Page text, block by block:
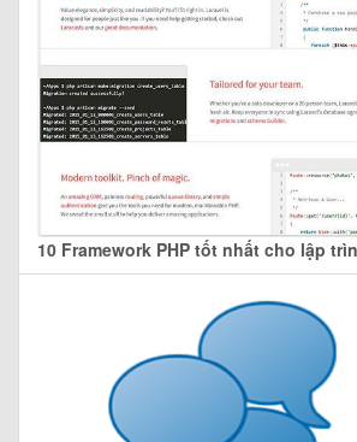
10 Framework PHP tốt nhất cho lập